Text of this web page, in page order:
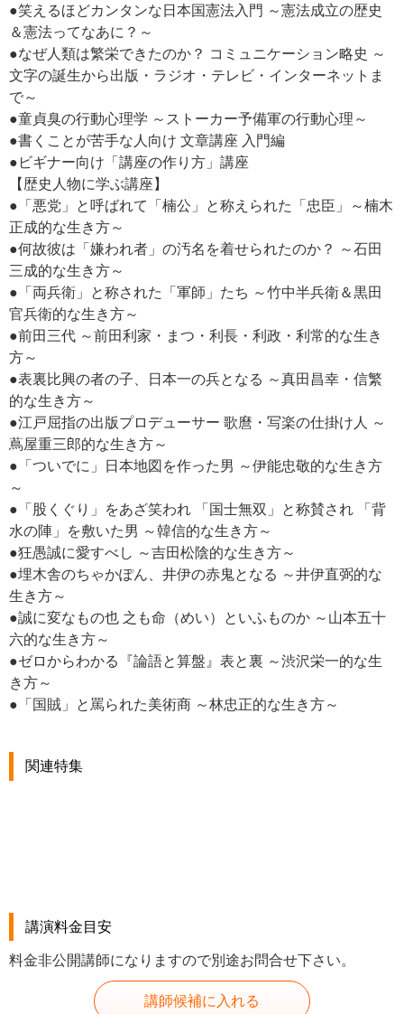
●笑えるほどカンタンな日本国憲法入門 ～憲法成立の歴史
＆憲法ってなあに？～
●なぜ人類は繁栄できたのか？ コミュニケーション略史 ～
文字の誕生から出版・ラジオ・テレビ・インターネットま
で～
●童貞臭の行動心理学 ～ストーカー予備軍の行動心理～
●書くことが苦手な人向け 文章講座 入門編
●ビギナー向け「講座の作り方」講座
【歴史人物に学ぶ講座】
●「悪党」と呼ばれて「楠公」と称えられた「忠臣」～楠木
正成的な生き方～
●何故彼は「嫌われ者」の汚名を着せられたのか？ ～石田
三成的な生き方～
●「両兵衛」と称された「軍師」たち ～竹中半兵衛＆黒田
官兵衛的な生き方～
●前田三代 ～前田利家・まつ・利長・利政・利常的な生き
方～
●表裏比興の者の子、日本一の兵となる ～真田昌幸・信繁
的な生き方～
●江戸屈指の出版プロデューサー 歌麿・写楽の仕掛け人 ～
蔦屋重三郎的な生き方～
●「ついでに」日本地図を作った男 ～伊能忠敬的な生き方
～
●「股くぐり」をあざ笑われ 「国士無双」と称賛され 「背
水の陣」を敷いた男 ～韓信的な生き方～
●狂愚誠に愛すべし ～吉田松陰的な生き方～
●埋木舎のちゃかぽん、井伊の赤鬼となる ～井伊直弼的な
生き方～
●誠に変なもの也 之も命（めい）といふものか ～山本五十
六的な生き方～
●ゼロからわかる『論語と算盤』表と裏 ～渋沢栄一的な生
き方～
●「国賊」と罵られた美術商 ～林忠正的な生き方～
関連特集
講演料金目安
料金非公開講師になりますので別途お問合せ下さい。
講師候補に入れる